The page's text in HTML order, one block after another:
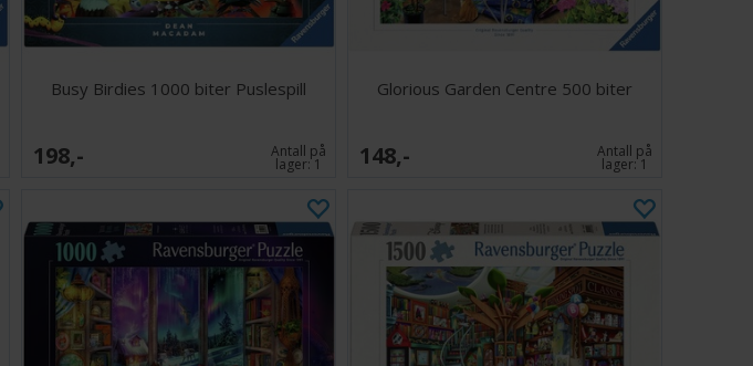
Busy Birdies 1000 biter Puslespill
198,- Antall på
lager:1
Glorious Garden Centre 500 biter
148,- Antall på
lager:1